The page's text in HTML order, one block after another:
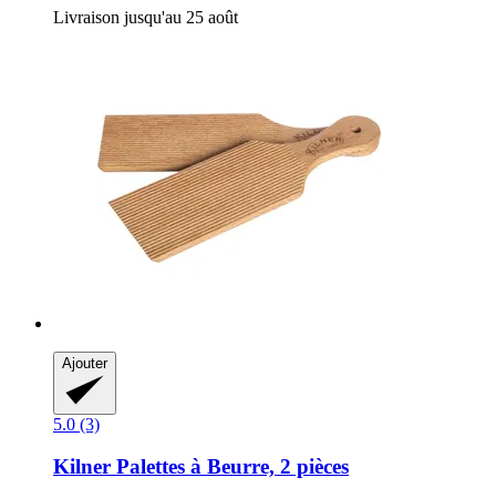
Livraison jusqu'au 25 août
Ajouter
5.0 (3)
Kilner Palettes à Beurre, 2 pièces